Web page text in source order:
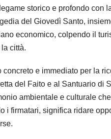
storico e profondo
del Giovedì Santo,
economico, colpendo il
città.
concreto e immediato per la
del Faito e al Santuario di
ambientale e culturale
i firmatari, significa ridare